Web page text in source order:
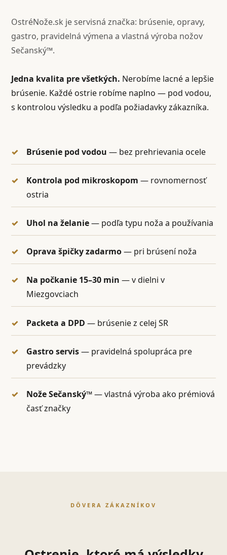
OstréNože.sk je servisná značka: brúsenie, opravy,
gastro, pravidelná výmena a vlastná výroba nožov
Sečanský™.
Jedna kvalita pre všetkých. Nerobíme lacné a lepšie
brúsenie. Každé ostrie robíme naplno — pod vodou,
s kontrolou výsledku a podľa požiadavky zákazníka.
Brúsenie pod vodou — bez prehrievania ocele
Kontrola pod mikroskopom — rovnomernosť
ostria
Uhol na želanie— podľa typu noža a používania
Oprava špičky zadarmo— pri brúsení noža
Na počkanie 15–30 min — v dielni v
Miezgovciach
Packeta a DPD — brúsenie z celej SR
Gastro servis— pravidelná spolupráca pre
prevádzky
Nože Sečanský™— vlastná výroba ako prémiová
časť značky
DÔVERA ZÁKAZNÍKOV